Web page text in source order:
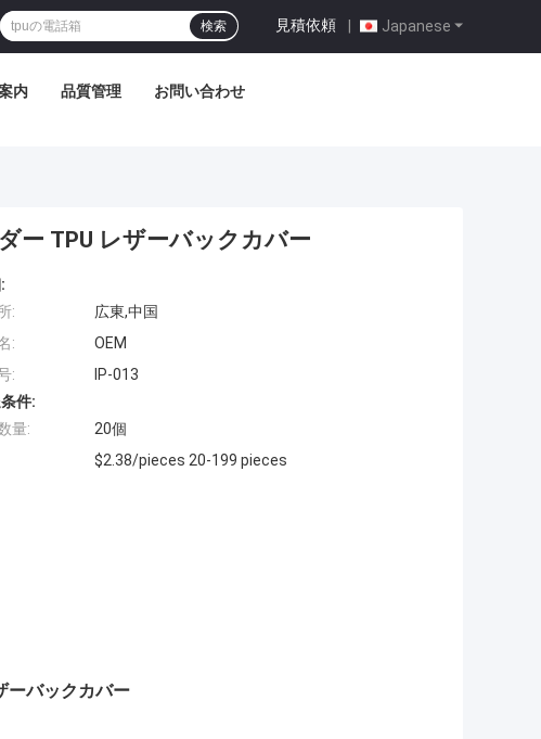
Japanese
見積依頼 |
検索
内 品質管理 お問い合わせ
ー TPU レザーバックカバー
:
広東,中国
:
OEM
:
IP-013
件:
量:
20個
$2.38/pieces 20-199 pieces
ーバックカバー